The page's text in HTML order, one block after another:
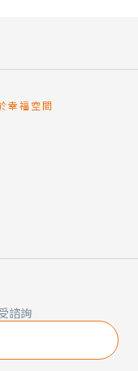
幸福空間
諮詢